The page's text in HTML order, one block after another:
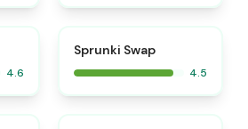
4.6
Sprunki Swap
4.5